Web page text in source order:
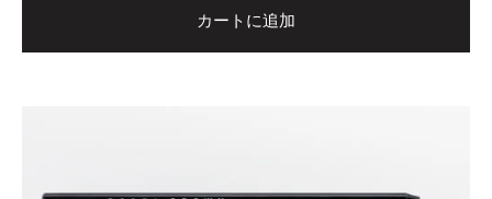
カートに追加